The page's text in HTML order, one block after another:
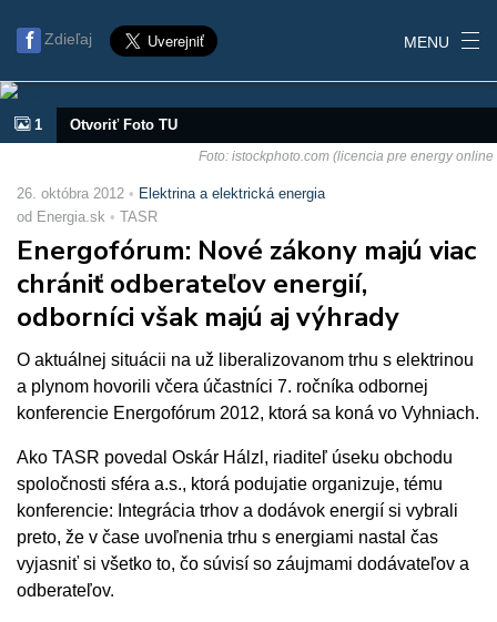
Zdieľaj MENU
1 Otvoriť Foto TU
Foto: istockphoto.com (licencia pre energy online
26. októbra 2012
Elektrina a elektrická energia
od Energia.sk
TASR
Energofórum: Nové zákony majú viac
chrániť odberateľov energií,
odborníci však majú aj výhrady
O aktuálnej situácii na už liberalizovanom trhu s elektrinou
a plynom hovorili včera účastníci 7. ročníka odbornej
konferencie Energofórum 2012, ktorá sa koná vo Vyhniach.
Ako TASR povedal Oskár Hálzl, riaditeľ úseku obchodu
spoločnosti sféra a.s., ktorá podujatie organizuje, tému
konferencie: Integrácia trhov a dodávok energií si vybrali
preto, že v čase uvoľnenia trhu s energiami nastal čas
vyjasniť si všetko to, čo súvisí so záujmami dodávateľov a
odberateľov.